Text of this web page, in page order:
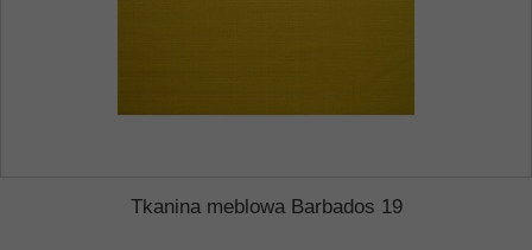
Tkanina meblowa Barbados 19